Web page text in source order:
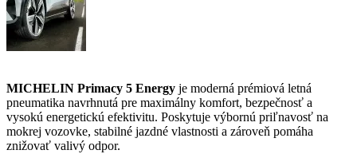
MICHELIN Primacy 5 Energy je moderná prémiová letná
pneumatika navrhnutá pre maximálny komfort, bezpečnosť a
vysokú energetickú efektivitu. Poskytuje výbornú priľnavosť na
mokrej vozovke, stabilné jazdné vlastnosti a zároveň pomáha
znižovať valivý odpor.